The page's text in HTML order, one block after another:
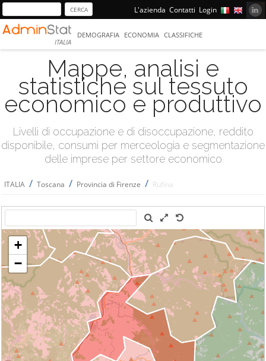
L'azienda Contatti Login
ITALIA
DEMOGRAFIA ECONOMIA CLASSIFICHE
Mappe, analisi e
statistiche sul tessuto
economico e produttivo
Livelli di occupazione e di disoccupazione, reddito
disponibile, consumi per merceologia e segmentazione
delle imprese per settore economico
ITALIA / Toscana / Provincia di Firenze / Rufina